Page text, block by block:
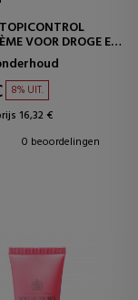
VOOR DROGE EN
HUID
8% UIT.
16,32 €
0 beoordelingen